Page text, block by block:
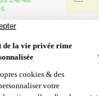
de pièces